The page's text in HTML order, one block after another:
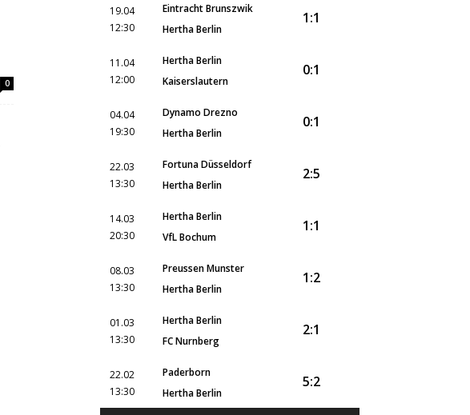
0
19.04
12:30
Eintracht Brunszwik
Hertha Berlin
1:1
11.04
12:00
Hertha Berlin
Kaiserslautern
0:1
04.04
19:30
Dynamo Drezno
Hertha Berlin
0:1
22.03
13:30
Fortuna Düsseldorf
Hertha Berlin
2:5
14.03
20:30
Hertha Berlin
VfL Bochum
1:1
08.03
13:30
Preussen Munster
Hertha Berlin
1:2
01.03
13:30
Hertha Berlin
FC Nurnberg
2:1
22.02
13:30
Paderborn
Hertha Berlin
5:2